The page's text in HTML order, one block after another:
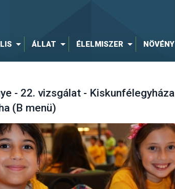
ÁLLAT ÉLELMISZER NÖVÉNY
- 22. vizsgálat -
(B menü)